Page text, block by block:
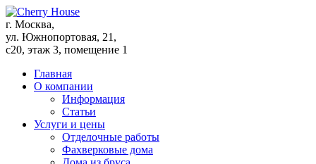
г. Москва,
ул. Южнопортовая, 21,
с20, этаж 3, помещение 1
Главная
О компании
Информация
Статьи
Услуги и цены
Отделочные работы
Фахверковые дома